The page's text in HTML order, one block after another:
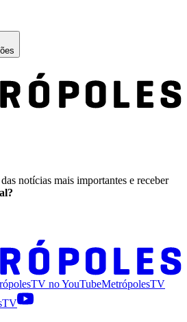
notícias mais importantes e receber
noYouTubeMetrópolesTV